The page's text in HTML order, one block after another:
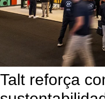
Talt reforça